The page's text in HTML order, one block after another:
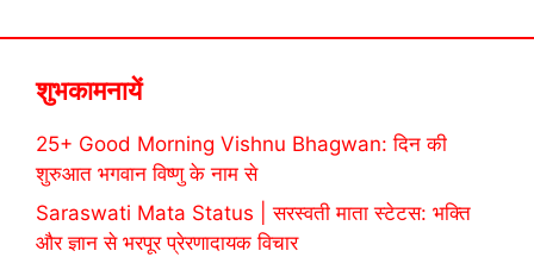
शुभकामनायें
25+ Good Morning Vishnu Bhagwan: दिन की
शुरुआत भगवान विष्णु के नाम से
Saraswati Mata Status | सरस्वती माता स्टेटस: भक्ति
और ज्ञान से भरपूर प्रेरणादायक विचार